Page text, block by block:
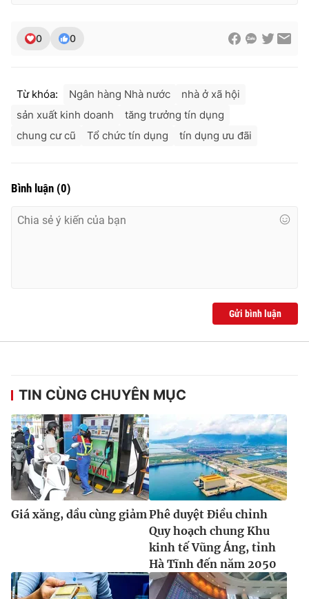
0 0
Từ khóa: Ngân hàng Nhà nước
nhà ở xã hội
sản xuất kinh doanh
tăng trưởng tín dụng
chung cư cũ
Tổ chức tín dụng tín dụng ưu đãi
Bình luận (0)
Gửi bình luận
TIN CÙNG CHUYÊN MỤC
Giá xăng, dầu cùng giảmPhê duyệt Điều chỉnh
Quy hoạch chung Khu
kinh tế Vũng Áng, tỉnh
Hà Tĩnh đến năm 2050